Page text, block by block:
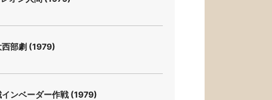
部劇 (1979)
ベーダー作戦 (1979)